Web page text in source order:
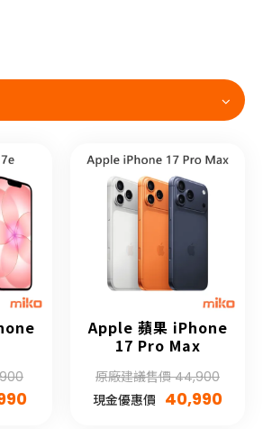
Apple 蘋果 iPhone
17 Pro Max
原廠建議售價 44,900
現金優惠價 40,990